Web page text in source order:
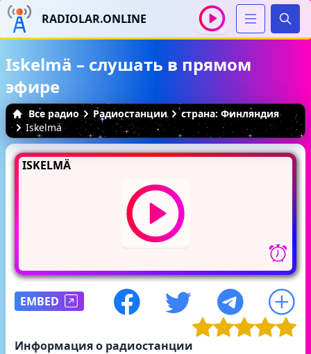
RADIOLAR.ONLINE
Iskelmä – слушать в прямом
эфире
Все радио Радиостанции
страна: Финляндия
Iskelmä
ISKELMÄ
EMBED
Информация о радиостанции